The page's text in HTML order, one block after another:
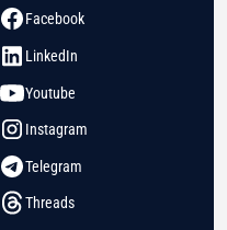
Facebook
LinkedIn
Youtube
Instagram
Telegram
Threads